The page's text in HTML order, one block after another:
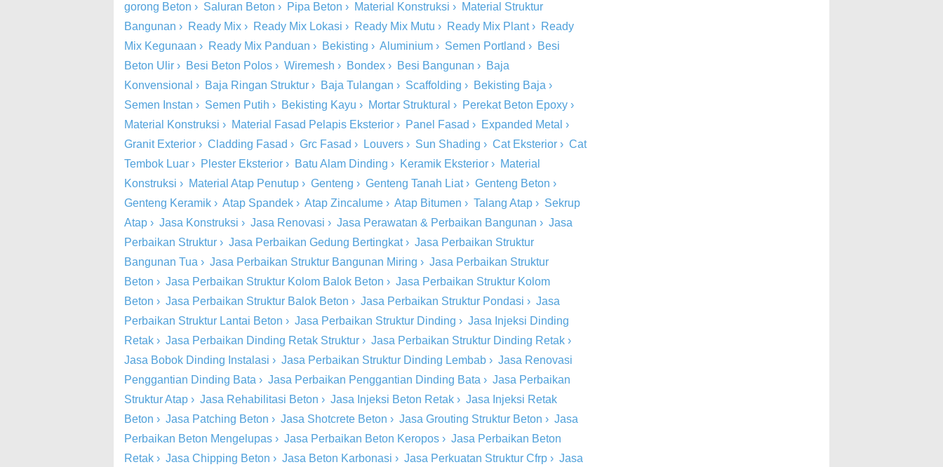
gorong Beton › Saluran Beton › Pipa Beton › Material Konstruksi › Material Struktur
Bangunan › Ready Mix › Ready Mix Lokasi › Ready Mix Mutu › Ready Mix Plant› Ready
Mix Kegunaan › Ready Mix Panduan › Bekisting › Aluminium › Semen Portland › Besi
Beton Ulir › Besi Beton Polos › Wiremesh › Bondex › Besi Bangunan › Baja
Konvensional › Baja Ringan Struktur › Baja Tulangan › Scaffolding › Bekisting Baja ›
Semen Instan › Semen Putih › Bekisting Kayu › Mortar Struktural › Perekat Beton Epoxy ›
Material Konstruksi › Material Fasad Pelapis Eksterior › Panel Fasad › Expanded Metal ›
Granit Exterior › Cladding Fasad › Grc Fasad › Louvers › Sun Shading › Cat Eksterior › Cat
Tembok Luar › Plester Eksterior › Batu Alam Dinding › Keramik Eksterior › Material
Konstruksi › Material Atap Penutup › Genteng › Genteng Tanah Liat› Genteng Beton ›
Genteng Keramik › Atap Spandek › Atap Zincalume › Atap Bitumen › Talang Atap › Sekrup
Atap › Jasa Konstruksi › Jasa Renovasi › Jasa Perawatan & Perbaikan Bangunan › Jasa
Perbaikan Struktur › Jasa Perbaikan Gedung Bertingkat› Jasa Perbaikan Struktur
Bangunan Tua › Jasa Perbaikan Struktur Bangunan Miring › Jasa Perbaikan Struktur
Beton › Jasa Perbaikan Struktur Kolom Balok Beton › Jasa Perbaikan Struktur Kolom
Beton › Jasa Perbaikan Struktur Balok Beton › Jasa Perbaikan Struktur Pondasi › Jasa
Perbaikan Struktur Lantai Beton › Jasa Perbaikan Struktur Dinding › Jasa Injeksi Dinding
Retak › Jasa Perbaikan Dinding Retak Struktur › Jasa Perbaikan Struktur Dinding Retak ›
Jasa Bobok Dinding Instalasi › Jasa Perbaikan Struktur Dinding Lembab › Jasa Renovasi
Penggantian Dinding Bata › Jasa Perbaikan Penggantian Dinding Bata › Jasa Perbaikan
Struktur Atap › Jasa Rehabilitasi Beton › Jasa Injeksi Beton Retak › Jasa Injeksi Retak
Beton › Jasa Patching Beton › Jasa Shotcrete Beton › Jasa Grouting Struktur Beton › Jasa
Perbaikan Beton Mengelupas › Jasa Perbaikan Beton Keropos › Jasa Perbaikan Beton
Retak › Jasa Chipping Beton › Jasa Beton Karbonasi › Jasa Perkuatan Struktur Cfrp › Jasa